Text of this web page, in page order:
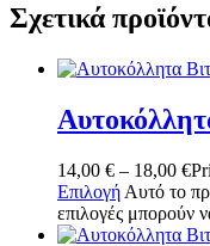
Σχετικά
14,00 € – 18,00 €
Επιλογή Αυτό το
επιλογές μπορούν